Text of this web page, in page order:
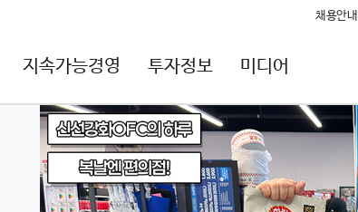
지속가능경영 투자정보 미디어
채용안내